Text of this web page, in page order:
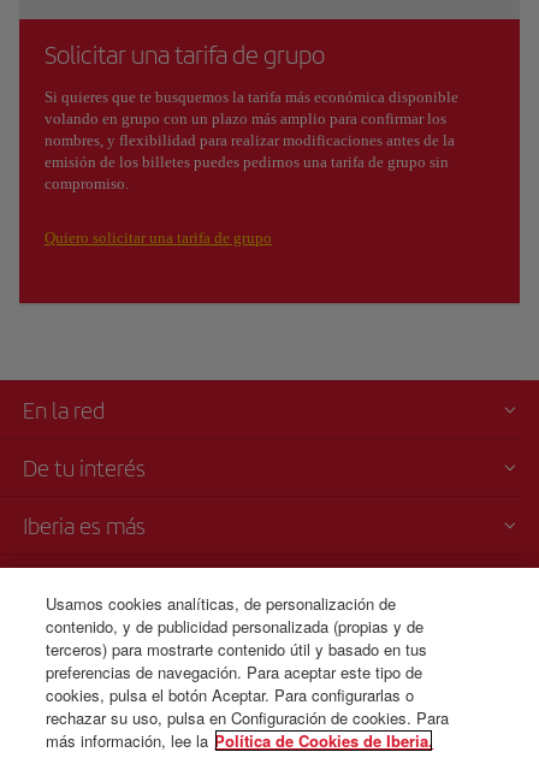
Solicitar una tarifa de grupo
Si quieres que te busquemos la tarifa más económica disponible
volando en grupo con un plazo más amplio para confirmar los
nombres, y flexibilidad para realizar modificaciones antes de la
emisión de los billetes puedes pedirnos una tarifa de grupo sin
compromiso.
Quiero solicitar una tarifa de grupo
En la red
De tu interés
Iberia es más
Venta telefónica
00 800 10 13 32
Lunes a domingo 00:00 - 24:00 horas (español e inglés).
Usamos cookies analíticas, de personalización de
contenido, y de publicidad personalizada (propias y de
terceros) para mostrarte contenido útil y basado en tus
preferencias de navegación. Para aceptar este tipo de
cookies, pulsa el botón Aceptar. Para configurarlas o
rechazar su uso, pulsa en Configuración de cookies. Para
más información, lee la Política de Cookies de Iberia.